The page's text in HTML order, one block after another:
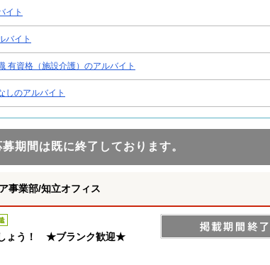
イト
バイト
有資格（施設介護）のアルバイト
しのアルバイト
期間は既に終了しております。
事業部/知立オフィス
ょう！ ★ブランク歓迎★